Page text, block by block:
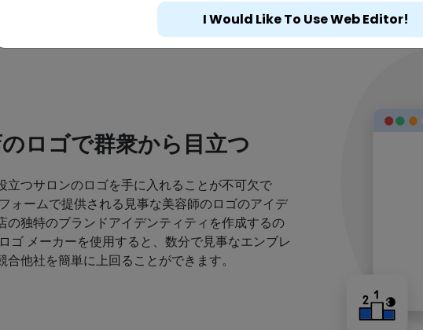
ロゴで群衆から目立つ
立つサロンのロゴを手に入れることが不可欠で
ォームで提供される見事な美容師のロゴのアイデ
の独特のブランドアイデンティティを作成するの
ゴ メーカーを使用すると、数分で見事なエンブレ
他社を簡単に上回ることができます。
I Would Like To Use Web Editor!